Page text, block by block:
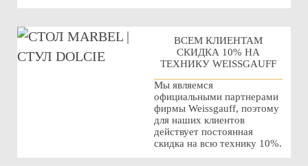
ВСЕМ КЛИЕНТАМ
СКИДКА 10% НА
ТЕХНИКУ WEISSGAUFF
Мы являемся
официальными партнерами
фирмы Weissgauff, поэтому
для наших клиентов
действует постоянная
скидка на всю технику 10%.